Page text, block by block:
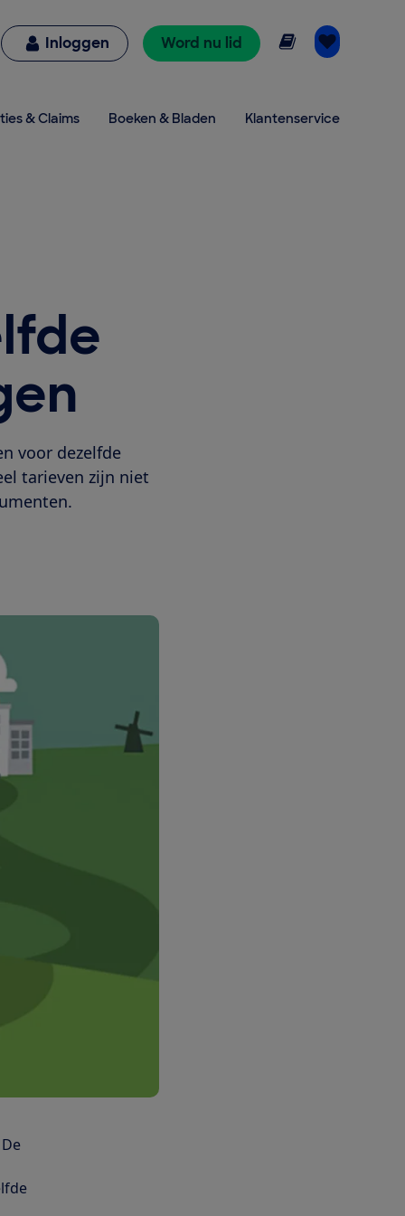
Inloggen Word nu lid Online lezen
& Claims Boeken & Bladen Klantenservice
voor dezelfde
tarieven zijn niet